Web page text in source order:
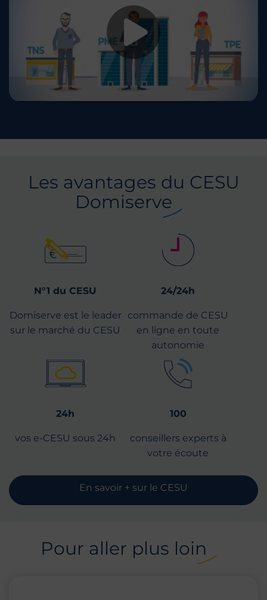
Lancer la
Les avantages du CESU
Domiserve
N°1 du CESU
Domiserve est le leader
sur le marché du CESU
24/24h
commande de CESU
en ligne en toute
autonomie
24h
vos e-CESU sous 24h
100
conseillers experts à
votre écoute
En savoir + sur le CESU
Pour aller plus loin